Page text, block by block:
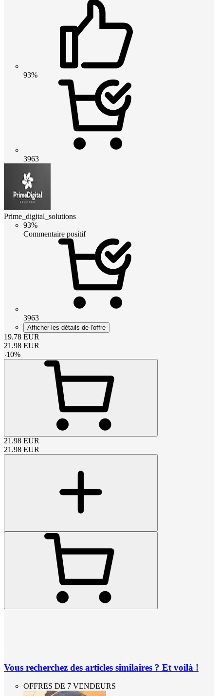
93%
3963
Prime_digital_solutions
93%
Commentaire positif
3963
Afficher les détails de l'offre
19.78 EUR
21.98 EUR
-10%
21.98 EUR
21.98 EUR
Vous recherchez des articles similaires ? Et voilà !
OFFRES DE 7 VENDEURS